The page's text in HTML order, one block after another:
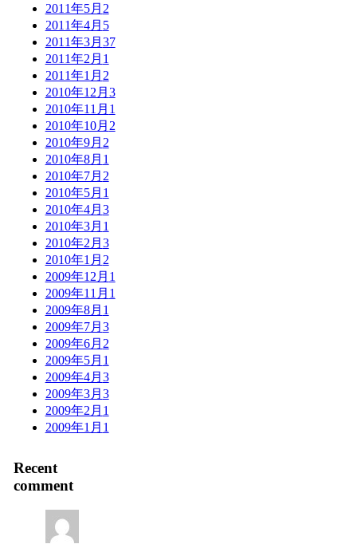
2011年5月 2
2011年4月 5
2011年3月 37
2011年2月 1
2011年1月 2
2010年12月 3
2010年11月 1
2010年10月 2
2010年9月 2
2010年8月 1
2010年7月 2
2010年5月 1
2010年4月 3
2010年3月 1
2010年2月 3
2010年1月 2
2009年12月 1
2009年11月 1
2009年8月 1
2009年7月 3
2009年6月 2
2009年5月 1
2009年4月 3
2009年3月 3
2009年2月 1
2009年1月 1
Recent
comment